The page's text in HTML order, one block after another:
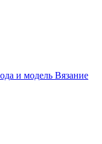
и модель Вязание